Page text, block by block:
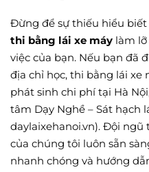
Đừng để sự thiếu hiểu biết
thi bằng lái xe máy làm
việc của bạn. Nếu bạn đã
địa chỉ học, thi bằng lái xe
phát sinh chi phí tại Hà
tâm Dạy Nghề – Sát hạch
daylaixehanoi.vn). Đội ngũ
của chúng tôi luôn sẵn
nhanh chóng và hướng